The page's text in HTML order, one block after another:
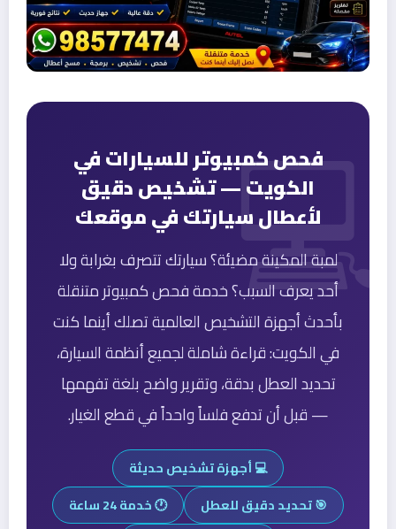
فحص كمبيوتر للسيارات في
الكويت — تشخيص دقيق
لأعطال سيارتك في موقعك
لمبة المكينة مضيئة؟ سيارتك تتصرف بغرابة ولا
أحد يعرف السبب؟ خدمة فحص كمبيوتر متنقلة
بأحدث أجهزة التشخيص العالمية تصلك أينما كنت
في الكويت: قراءة شاملة لجميع أنظمة السيارة،
تحديد العطل بدقة، وتقرير واضح بلغة تفهمها
— قبل أن تدفع فلساً واحداً في قطع الغيار.
💻 أجهزة تشخيص حديثة
🎯 تحديد دقيق للعطل
🕐 خدمة 24 ساعة